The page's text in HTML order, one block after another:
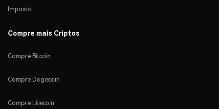
Imposto
Compre mais Criptos
Compre Bitcoin
Compre Dogecoin
Compre Litecoin